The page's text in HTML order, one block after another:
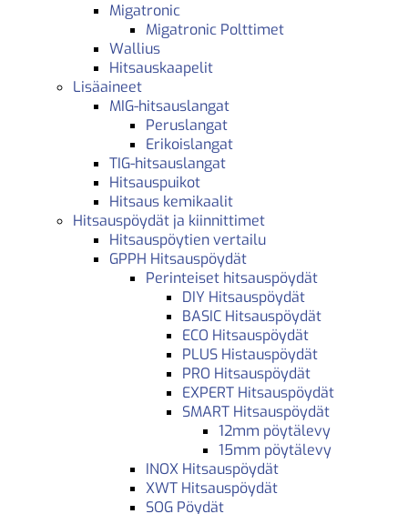
Migatronic
Migatronic Polttimet
Wallius
Hitsauskaapelit
Lisäaineet
MIG-hitsauslangat
Peruslangat
Erikoislangat
TIG-hitsauslangat
Hitsauspuikot
Hitsaus kemikaalit
Hitsauspöydät ja kiinnittimet
Hitsauspöytien vertailu
GPPH Hitsauspöydät
Perinteiset hitsauspöydät
DIY Hitsauspöydät
BASIC Hitsauspöydät
ECO Hitsauspöydät
PLUS Histauspöydät
PRO Hitsauspöydät
EXPERT Hitsauspöydät
SMART Hitsauspöydät
12mm pöytälevy
15mm pöytälevy
INOX Hitsauspöydät
XWT Hitsauspöydät
SOG Pöydät